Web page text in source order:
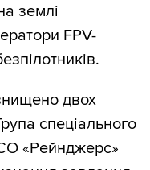
землі
FPV-
двох
спеціального
«Рейнджерс»